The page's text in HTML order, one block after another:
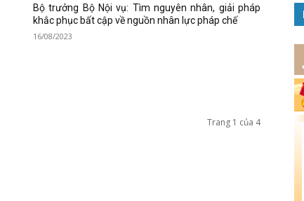
Bộ trưởng Bộ Nội vụ: Tìm nguyên nhân, giải pháp
khắc phục bất cập về nguồn nhân lực pháp chế
16/08/2023
Trang 1 của 4